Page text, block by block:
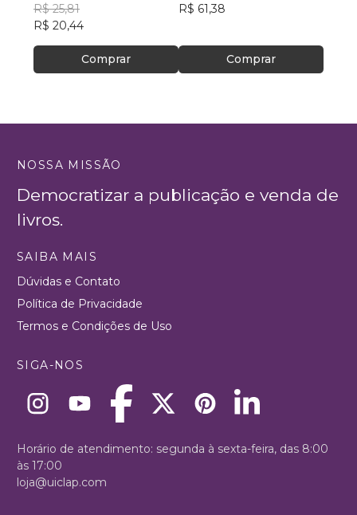
Ebenézer
R$ 25,81
R$ 20,44
Comprar
R$ 61,38
Comprar
NOSSA MISSÃO
Democratizar a publicação e venda de
livros.
SAIBA MAIS
Dúvidas e Contato
Política de Privacidade
Termos e Condições de Uso
SIGA-NOS
Horário de atendimento: segunda à sexta-feira, das 8:00
às 17:00
loja@uiclap.com